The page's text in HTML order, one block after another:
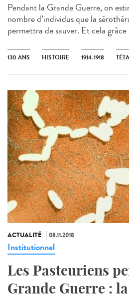
Pendant la Grande Guerre, on
nombre d’individus que la
permettra de sauver. Et cela
130 ANS HISTOIRE 1914-1918
ACTUALITÉ 08.11.2018
Institutionnel
Les Pasteuriens
Grande Guerre :